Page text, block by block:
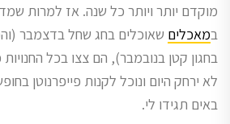
מוקדם יותר ויותר כל שנה. אז למרות
במאכלים שאוכלים בחג שחל בדצמבר
בחגון קטן בנובמבר), הם צצו בכל
לא ירחק היום ונוכל לקנות פייפרנוטן
באים תגידו לי.